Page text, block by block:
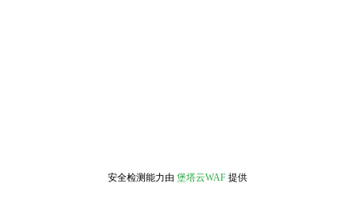
安全检测能力由 堡塔云WAF 提供